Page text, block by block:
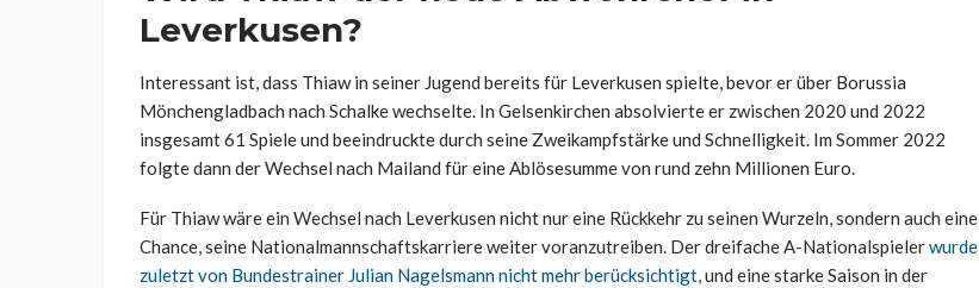
Leverkusen?
Interessant ist, dass Thiaw in seiner Jugend bereits für Leverkusen spielte, bevor er über Borussia
Mönchengladbach nach Schalke wechselte. In Gelsenkirchen absolvierte er zwischen 2020 und 2022
insgesamt 61 Spiele und beeindruckte durch seine Zweikampfstärke und Schnelligkeit. Im Sommer 2022
folgte dann der Wechsel nach Mailand für eine Ablösesumme von rund zehn Millionen Euro.
Für Thiaw wäre ein Wechsel nach Leverkusen nicht nur eine Rückkehr zu seinen Wurzeln, sondern auch eine
Chance, seine Nationalmannschaftskarriere weiter voranzutreiben. Der dreifache A-Nationalspielerwurde
zuletzt von Bundestrainer Julian Nagelsmann nicht mehr berücksichtigt, und eine starke Saison in der